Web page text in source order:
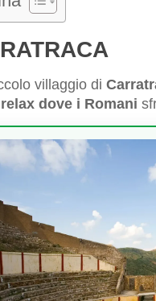
villaggio di
dove i Romani